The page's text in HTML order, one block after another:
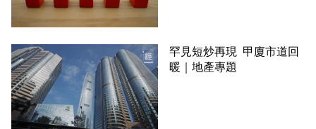
罕見短炒再現 甲廈市道回
暖｜地產專題